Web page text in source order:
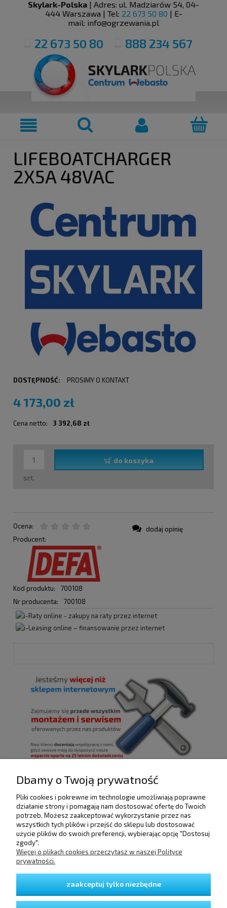
Skylark-Polska | Adres: ul. Madziarów 54, 04-
444 Warszawa | Tel: 22 673 50 80 | E-
mail: info@ogrzewania.pl
22 673 50 80 888 234 567
LIFEBOATCHARGER
2X5A 48VAC
DOSTĘPNOŚĆ: PROSIMY O KONTAKT
4 173,00 zł
Cena netto: 3 392,68 zł
szt.
do koszyka
Ocena:
Producent:
Kod produktu:
700108
Nr producenta:
700108
dodaj opinię
POMOC
DOSTAWA I PŁATNOŚCI
GWARANCJA I ZWROTY
Dbamy o Twoją prywatność
Pliki cookies i pokrewne im technologie umożliwiają poprawne
działanie strony i pomagają nam dostosować ofertę do Twoich
potrzeb. Możesz zaakceptować wykorzystanie przez nas
wszystkich tych plików i przejść do sklepu lub dostosować
użycie plików do swoich preferencji, wybierając opcję "Dostosuj
zgody".
Więcej o plikach cookies przeczytasz w naszej Polityce
prywatności.
zaakceptuj tylko niezbędne